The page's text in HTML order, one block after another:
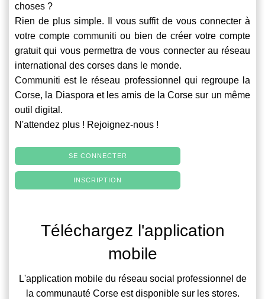
choses ?
Rien de plus simple. Il vous suffit de vous connecter à
votre compte communiti ou bien de créer votre compte
gratuit qui vous permettra de vous connecter au réseau
international des corses dans le monde.
Communiti est le réseau professionnel qui regroupe la
Corse, la Diaspora et les amis de la Corse sur un même
outil digital.
N'attendez plus ! Rejoignez-nous !
SE CONNECTER
INSCRIPTION
Téléchargez l'application
mobile
L'application mobile du réseau social professionnel de
la communauté Corse est disponible sur les stores.